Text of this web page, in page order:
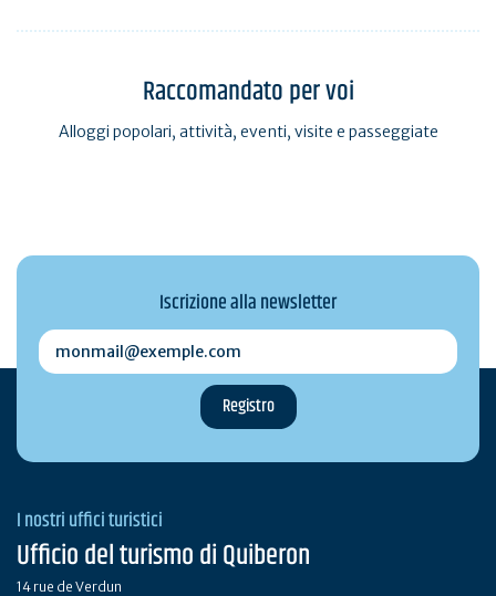
Raccomandato per voi
Alloggi popolari, attività, eventi, visite e passeggiate
Iscrizione alla newsletter
monmail@exemple.com
I nostri uffici turistici
Ufficio del turismo di Quiberon
14 rue de Verdun